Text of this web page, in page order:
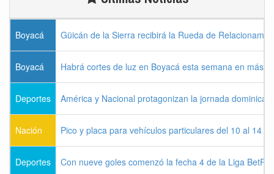
Boyacá Güicán de la Sierra recibirá la Rueda de
Boyacá Habrá cortes de luz en Boyacá esta semana en más
Deportes América y Nacional protagonizan la jornada dominical
Nación Pico y placa para vehículos particulares del 10 al 14
Deportes Con nueve goles comenzó la fecha 4 de la Liga